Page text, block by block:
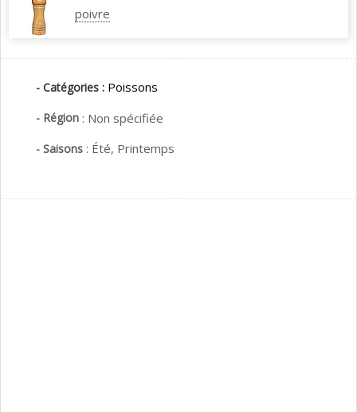
poivre
- Catégories : Poissons
- Région : Non spécifiée
- Saisons : Été, Printemps